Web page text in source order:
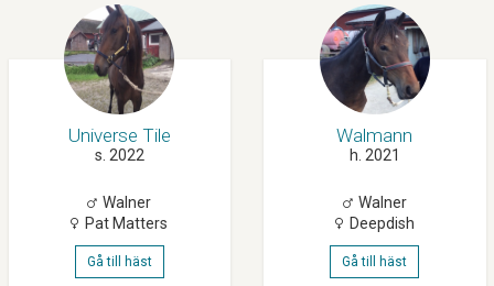
Universe Tile
s. 2022
Walner
Pat Matters
Gå till häst
Walmann
h. 2021
Walner
Deepdish
Gå till häst